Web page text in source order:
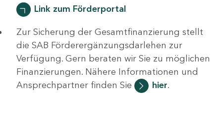
Link zum Förderportal
Zur Sicherung der Gesamtfinanzierung stellt
die SAB Förderergänzungsdarlehen zur
Verfügung. Gern beraten wir Sie zu möglichen
Finanzierungen. Nähere Informationen und
Ansprechpartner finden Sie
hier.